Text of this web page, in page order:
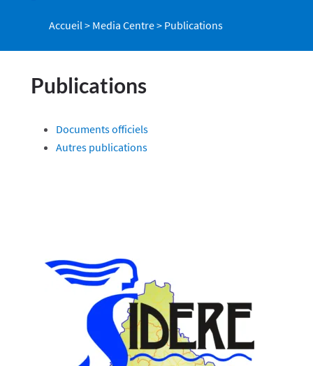
Accueil> Media Centre> Publications
Publications
Documents officiels
Autres publications